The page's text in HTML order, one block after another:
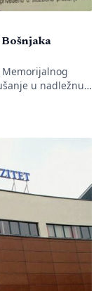
u nadležnu
tužilaštva u
negiranju
da se